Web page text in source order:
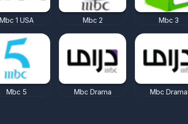
Mbc 1 USA Mbc 2 Mbc 3
Mbc 5 Mbc Drama Mbc Drama